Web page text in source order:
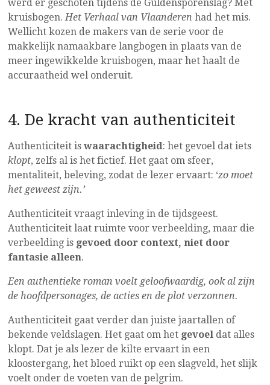
werd er geschoten tijdens de Guldensporenslag? Met
kruisbogen.Het Verhaal van Vlaanderen had het mis.
Wellicht kozen de makers van de serie voor de
makkelijk namaakbare langbogen in plaats van de
meer ingewikkelde kruisbogen, maar het haalt de
accuraatheid wel onderuit.
4. De kracht van authenticiteit
Authenticiteit is waarachtigheid: het gevoel dat iets
klopt, zelfs al is het fictief. Het gaat om sfeer,
mentaliteit, beleving, zodat de lezer ervaart: ‘zo moet
het geweest zijn.’
Authenticiteit vraagt inleving in de tijdsgeest.
Authenticiteit laat ruimte voor verbeelding, maar die
verbeelding is gevoed door context, niet door
fantasie alleen.
Een authentieke roman voelt geloofwaardig, ook al zijn
de hoofdpersonages, de acties en de plot verzonnen.
Authenticiteit gaat verder dan juiste jaartallen of
bekende veldslagen. Het gaat om het gevoeldat alles
klopt. Dat je als lezer de kilte ervaart in een
kloostergang, het bloed ruikt op een slagveld, het slijk
voelt onder de voeten van de pelgrim.